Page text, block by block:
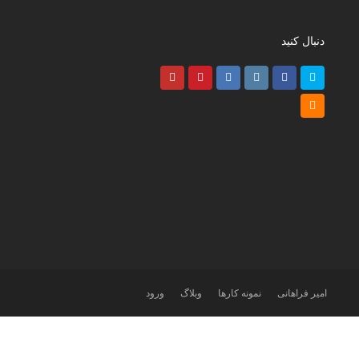
دنبال کنید
Twitter
Facebook
Instagram
LinkedIn
Pinterest
امیر فراهانی نمونه کارها وبلاگ ورود